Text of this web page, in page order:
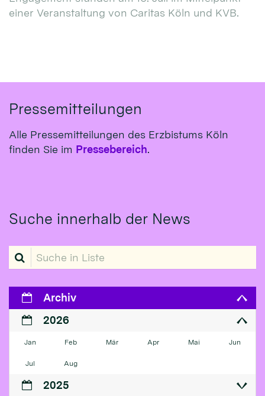
einer Veranstaltung von Caritas Köln und KVB.
Pressemitteilungen
Alle Pressemitteilungen des Erzbistums Köln
finden Sie im Pressebereich.
Suche innerhalb der News
Suche in Liste
Archiv
2026
Jan Feb Mär Apr Mai Jun
Jul Aug
2025